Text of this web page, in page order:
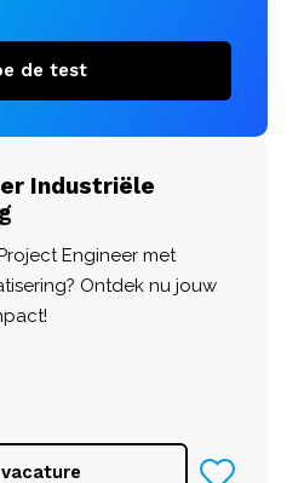
Industriële
Engineer met
Ontdek nu jouw
de test